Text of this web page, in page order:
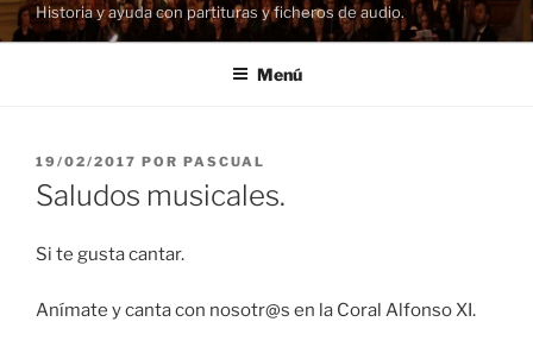
Historia y ayuda con partituras y ficheros de audio.
Menú
PUBLICADO
EL
19/02/2017 POR PASCUAL
Saludos musicales.
Si te gusta cantar.
Anímate y canta con nosotr@s en la Coral Alfonso XI.